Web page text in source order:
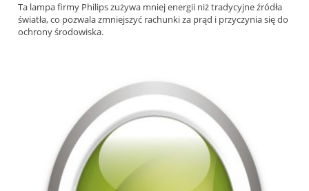
Ta lampa firmy Philips zużywa mniej energii niż tradycyjne źródła
światła, co pozwala zmniejszyć rachunki za prąd i przyczynia się do
ochrony środowiska.